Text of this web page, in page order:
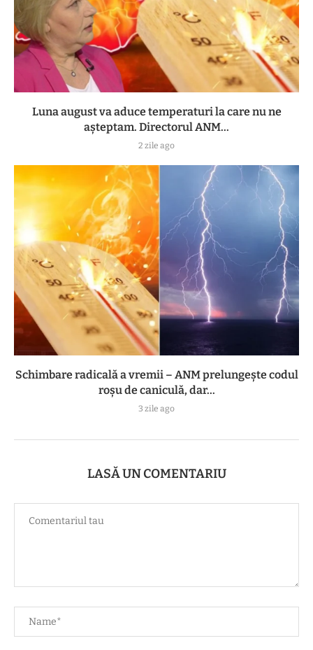
Luna august va aduce temperaturi la care nu ne
așteptam. Directorul ANM...
2 zile ago
Schimbare radicală a vremii – ANM prelungește codul
roșu de caniculă, dar...
3 zile ago
LASĂ UN COMENTARIU